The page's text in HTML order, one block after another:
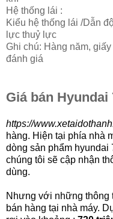
Hệ thống lái :
Kiểu hệ thống lái /Dẫn
lực thuỷ lực
Ghi chú: Hàng năm,
đánh giá
Giá bán
https://
hàng. Hiện tại phía nhà
dòng sản phẩm hyundai
chúng tôi sẽ cập nhận
dùng.
Nhưng với những thông
bán hàng tại nhà máy.